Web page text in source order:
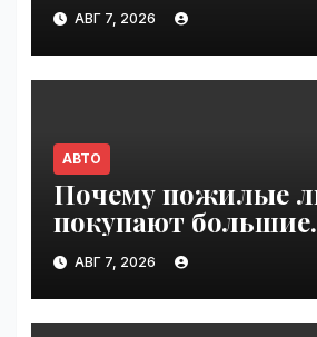
в стенах | VseTime.ru
АВГ 7, 2026
АВТО
Почему пожилые
покупают большие
внедорожники, чем
молодёжь |
АВГ 7, 2026